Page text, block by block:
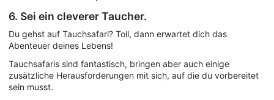
6. Sei ein cleverer Taucher.
Du gehst auf Tauchsafari? Toll, dann erwartet dich das
Abenteuer deines Lebens!
Tauchsafaris sind fantastisch, bringen aber auch einige
zusätzliche Herausforderungen mit sich, auf die du vorbereitet
sein musst.